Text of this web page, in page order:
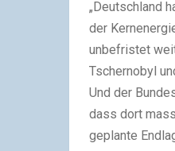
„Deutschland
der
unbefristet
Tschernobyl
Und der
dass dort
geplante